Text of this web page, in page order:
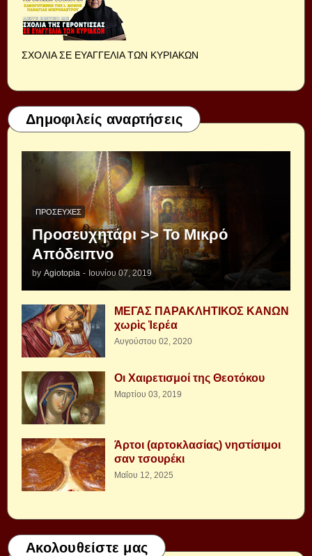
ΣΧΟΛΙΑ ΣΕ ΕΥΑΓΓΕΛΙΑ ΤΩΝ ΚΥΡΙΑΚΩΝ
Δημοφιλείς αναρτήσεις
ΠΡΟΣΕΥΧΈΣ
Προσευχητάρι >> Το Μικρό
Απόδειπνο
by Agiotopia - Ιουνίου 07, 2019
ΜΕΓΑΣ ΠΑΡΑΚΛΗΤΙΚΟΣ ΚΑΝΩΝ
χωρὶς Ἱερέα
Αυγούστου 02, 2020
Οι Χαιρετισμοί της Θεοτόκου
Μαρτίου 03, 2019
Άρτοι (αρτοκλασίας) νηστίσιμοι
σαν τσουρέκι
Μαΐου 12, 2025
Ακολουθείστε μας